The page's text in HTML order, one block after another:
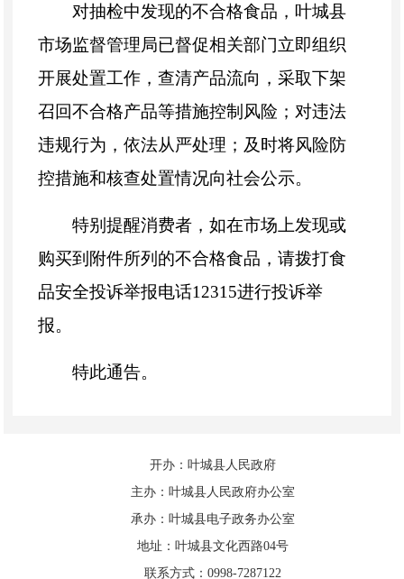
对抽检中发现的不合格食品， 叶城县
市场监督管理局已督促相关部门立即组织
开展处置工作，查清产品流向，采取下架
召回不合格产品等措施控制风险；对违法
违规行为，依法从严处理；及时将风险防
控措施和核查处置情况向社会公示。
特别提醒消费者，如在市场上发现或
购买到附件所列的不合格食品，请拨打食
品安全投诉举报电话12315进行投诉举
报。
特此通告。
叶城县3月食用农产品监督抽检产品
开办：叶城县人民政府
主办：叶城县人民政府办公室
承办：叶城县电子政务办公室
地址：叶城县文化西路04号
联系方式：0998-7287122